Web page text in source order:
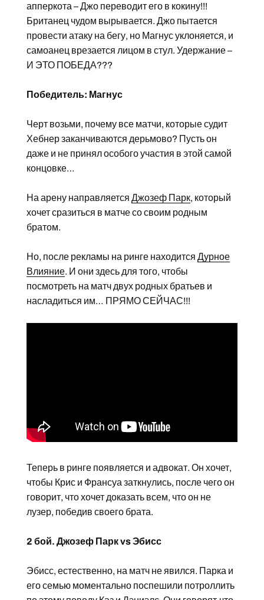
апперкота – Джо переводит его в кокину!!!
Британец чудом вырывается. Джо пытается
провести атаку на бегу, но Магнус уклоняется, и
самоанец врезается лицом в стул. Удержание –
И ЭТО ПОБЕДА???
Победитель: Магнус
Черт возьми, почему все матчи, которые судит
Хебнер заканчиваются дерьмово? Пусть он
даже и не принял особого участия в этой самой
концовке…
На арену направляется Джозеф Парк, который
хочет сразиться в матче со своим родным
братом.
Но, после рекламы на ринге находится Дурное
Влияние. И они здесь для того, чтобы
посмотреть на матч двух родных братьев и
насладиться им… ПРЯМО СЕЙЧАС!!!
Теперь в ринге появляется и адвокат. Он хочет,
чтобы Крис и Франсуа заткнулись, после чего он
говорит, что хочет доказать всем, что он не
лузер, победив своего брата.
2 бой. Джозеф Парк vs Эбисс
Эбисс, естественно, на матч не явился. Парка и
его семью моментально поспешили потроллить